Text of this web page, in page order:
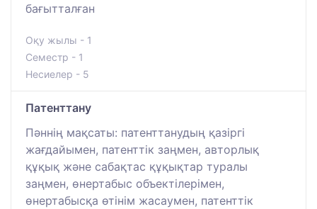
бағытталған
Оқу жылы - 1
Семестр - 1
Несиелер - 5
Патенттану
Пәннің мақсаты: патенттанудың қазіргі
жағдайымен, патенттік заңмен, авторлық
құқық және сабақтас құқықтар туралы
заңмен, өнертабыс объектілерімен,
өнертабысқа өтінім жасаумен, патенттік